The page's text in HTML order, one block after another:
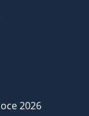
2026